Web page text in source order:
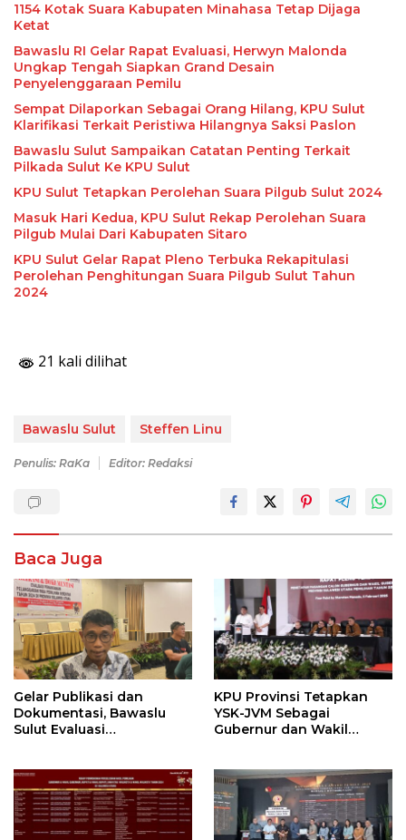
1154 Kotak Suara Kabupaten Minahasa Tetap Dijaga
Ketat
Bawaslu RI Gelar Rapat Evaluasi, Herwyn Malonda
Ungkap Tengah Siapkan Grand Desain
Penyelenggaraan Pemilu
Sempat Dilaporkan Sebagai Orang Hilang, KPU Sulut
Klarifikasi Terkait Peristiwa Hilangnya Saksi Paslon
Bawaslu Sulut Sampaikan Catatan Penting Terkait
Pilkada Sulut Ke KPU Sulut
KPU Sulut Tetapkan Perolehan Suara Pilgub Sulut 2024
Masuk Hari Kedua, KPU Sulut Rekap Perolehan Suara
Pilgub Mulai Dari Kabupaten Sitaro
KPU Sulut Gelar Rapat Pleno Terbuka Rekapitulasi
Perolehan Penghitungan Suara Pilgub Sulut Tahun
2024
21 kali dilihat
Bawaslu Sulut Steffen Linu
Penulis: RaKa Editor: Redaksi
Baca Juga
Gelar Publikasi dan
Dokumentasi, Bawaslu
Sulut Evaluasi
KPU Provinsi Tetapkan
YSK-JVM Sebagai
Gubernur dan Wakil